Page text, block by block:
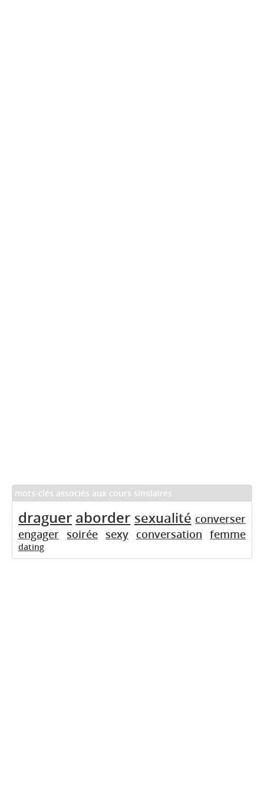
mots-clés associés aux cours similaires
draguer aborder sexualité converser
engager soirée sexy conversation femme
dating